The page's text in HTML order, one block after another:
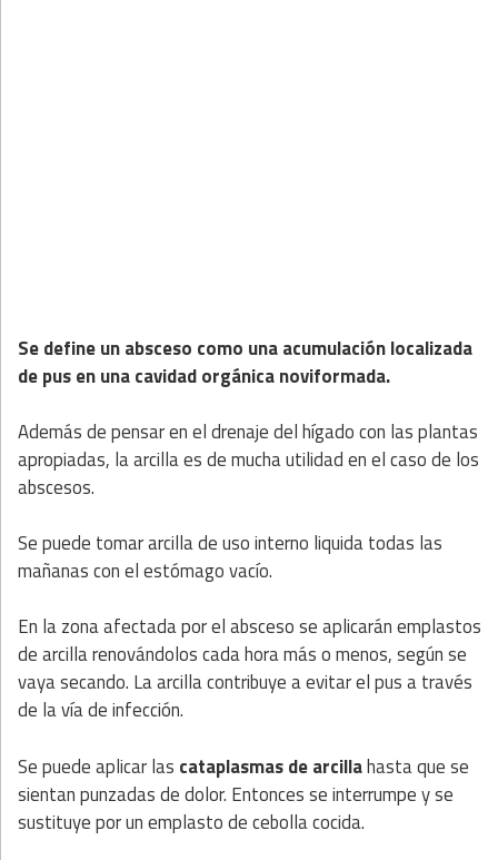
Se define un absceso como una acumulación localizada
de pus en una cavidad orgánica noviformada.
Además de pensar en el drenaje del hígado con las plantas
apropiadas, la arcilla es de mucha utilidad en el caso de los
abscesos.
Se puede tomar arcilla de uso interno liquida todas las
mañanas con el estómago vacío.
En la zona afectada por el absceso se aplicarán emplastos
de arcilla renovándolos cada hora más o menos, según se
vaya secando. La arcilla contribuye a evitar el pus a través
de la vía de infección.
Se puede aplicar las cataplasmas de arcillahasta que se
sientan punzadas de dolor. Entonces se interrumpe y se
sustituye por un emplasto de cebolla cocida.